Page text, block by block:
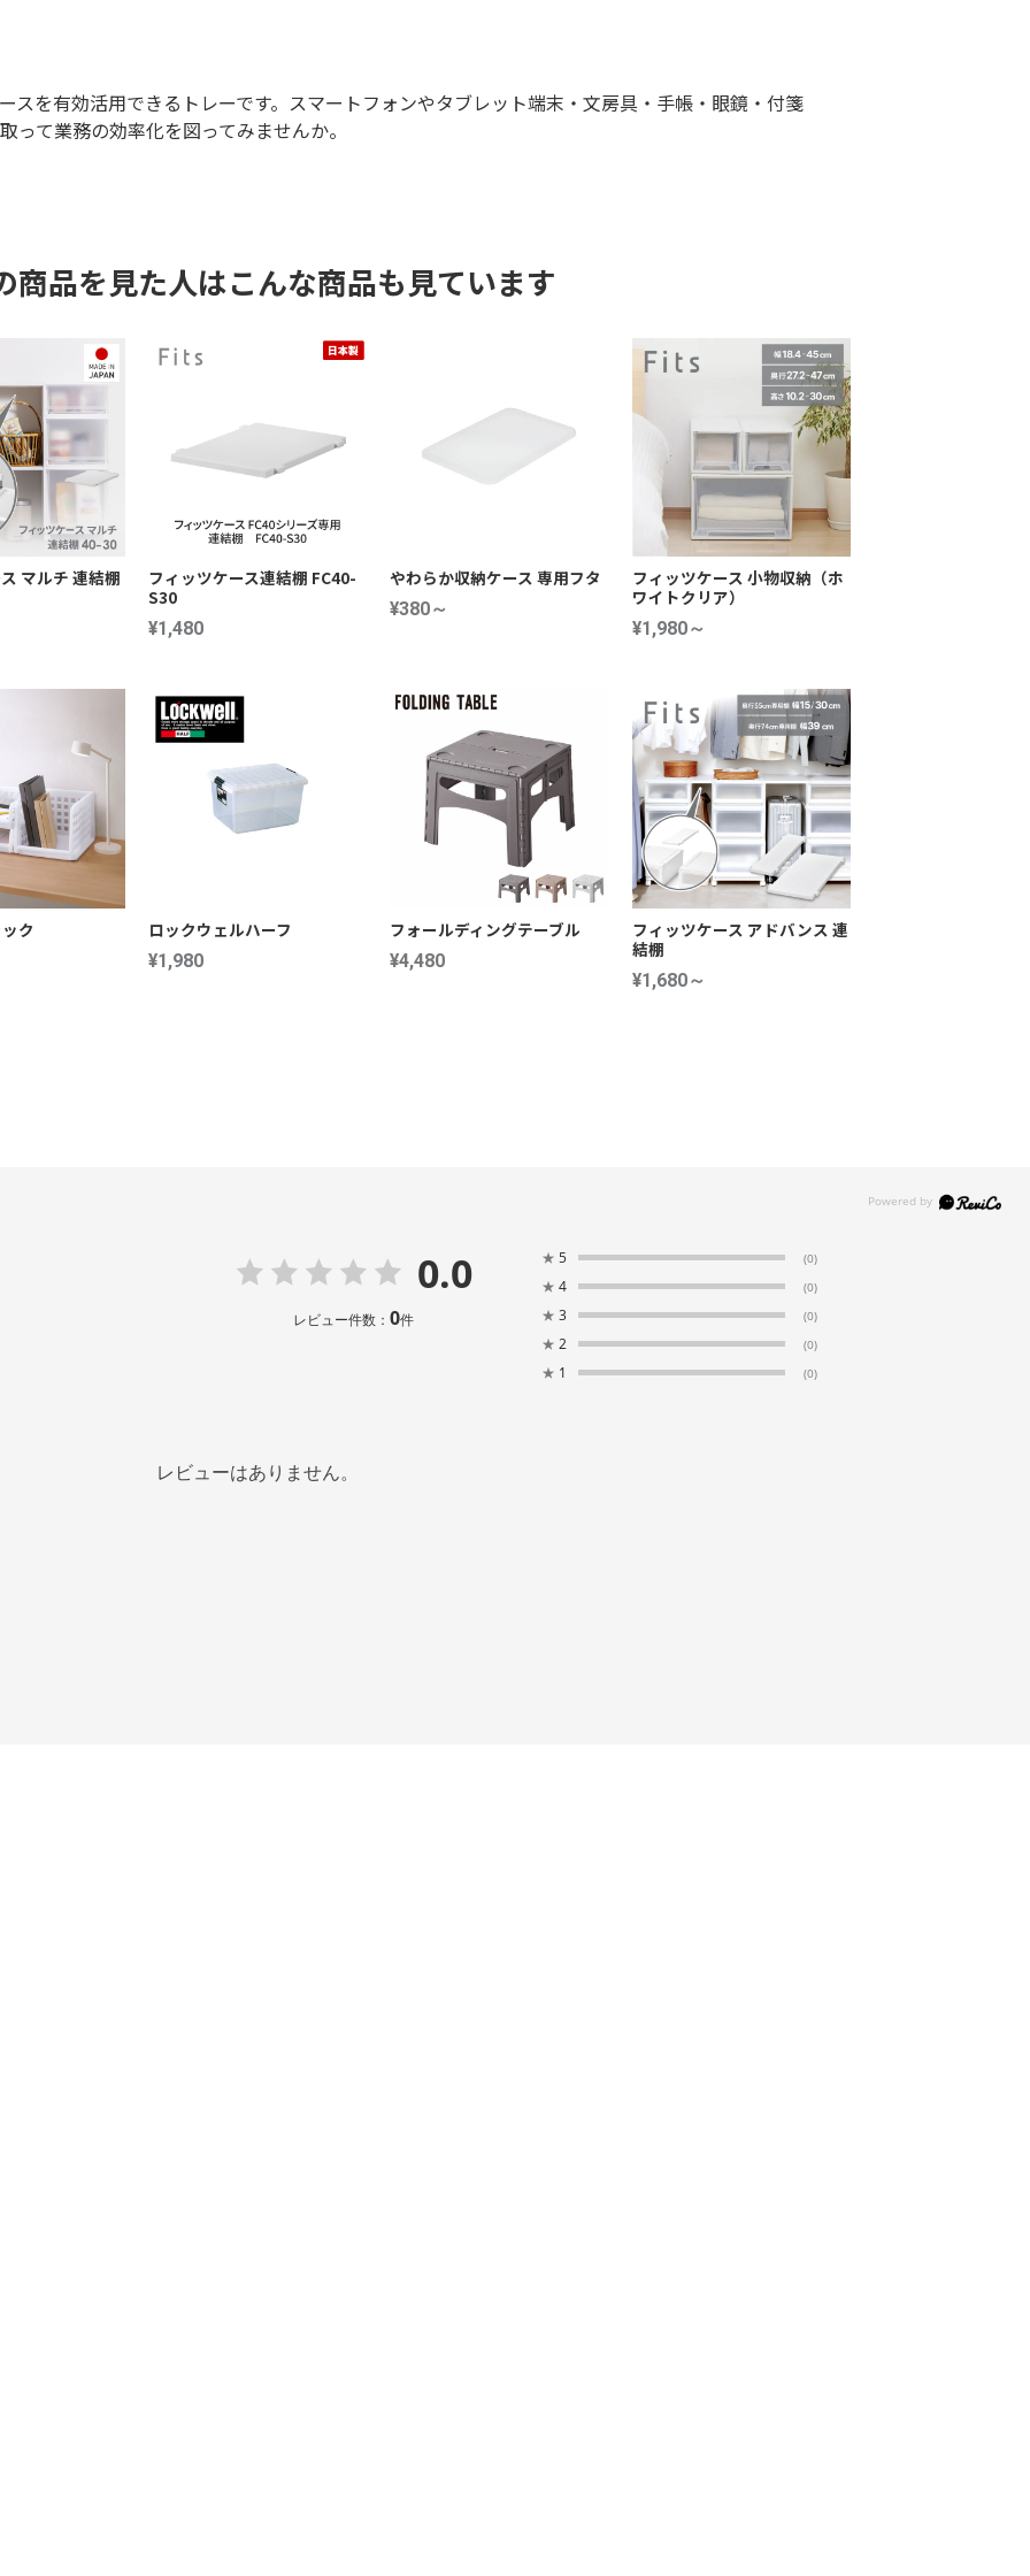
スを有効活用できるトレーです。スマートフォンやタブレット端末・文房具・手帳・眼鏡・付箋
て業務の効率化を図ってみませんか。
商品を見た人はこんな商品も見ています
マルチ 連結棚
フィッツケース連結棚 FC40-
S30
¥1,480
やわらか収納ケース 専用フタ
¥380～
フィッツケース 小物収納（ホ
ワイトクリア）
¥1,980～
ク ロックウェルハーフ
¥1,980
フォールディングテーブル
¥4,480
フィッツケース アドバンス 連
結棚
¥1,680～
0.0
レビュー件数： 0件
★ 5 (0)
★ 4 (0)
★ 3 (0)
★ 2 (0)
★ 1 (0)
レビューはありません。